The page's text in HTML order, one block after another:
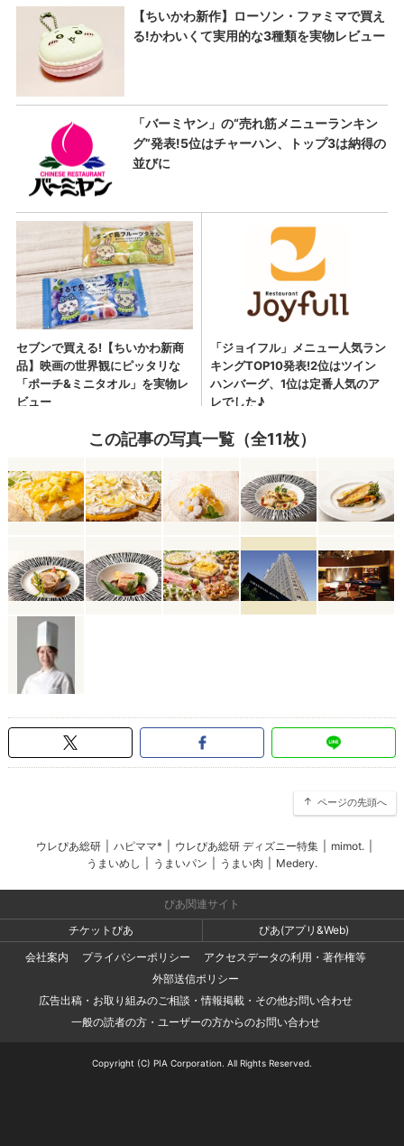
この記事の写真一覧（全11枚）
ページの先頭へ
ウレぴあ総研 ハピママ* ウレぴあ総研 ディズニー特集 mimot.
うまいめし
うまいパン うまい肉 Medery.
ぴあ関連サイト
チケットぴあ
ぴあ(アプリ&Web)
会社案内
プライバシーポリシー
アクセスデータの利用・著作権等
外部送信ポリシー
広告出稿・お取り組みのご相談・情報掲載・その他お問い合わせ
一般の読者の方・ユーザーの方からのお問い合わせ
Copyright (C) PIA Corporation. All Rights Reserved.